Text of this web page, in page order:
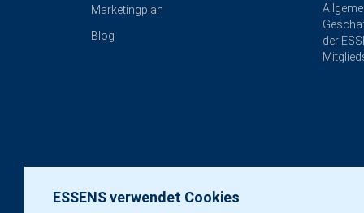
ESSENS verwendet Cookies
Marketingplan
Blog
der